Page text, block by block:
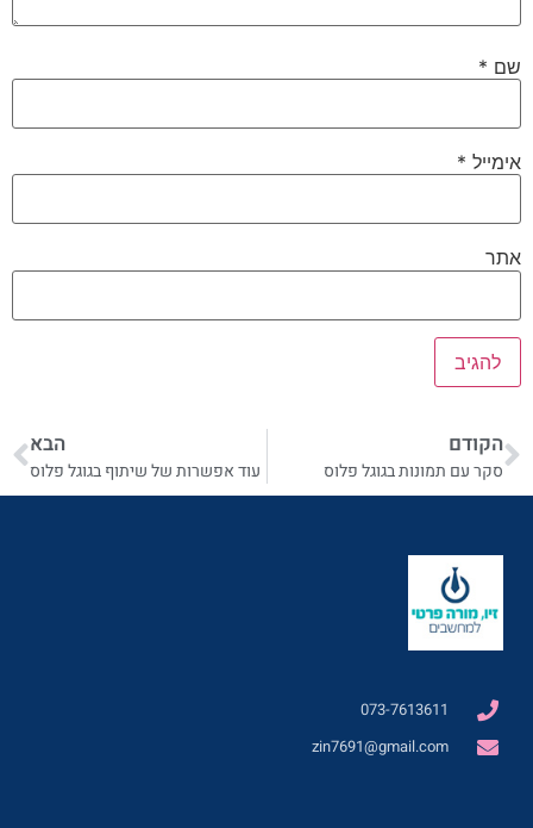
שם *
אימייל *
אתר
הקודם
סקר עם תמונות בגוגל פלוס
הבא
עוד אפשרות של שיתוף בגוגל פלוס
073-7613611
zin7691@gmail.com